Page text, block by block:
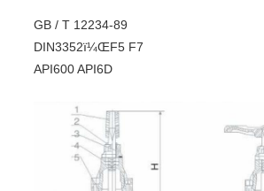
GB / T 12234-89
DIN3352ï¼ŒF5 F7
API600 API6D